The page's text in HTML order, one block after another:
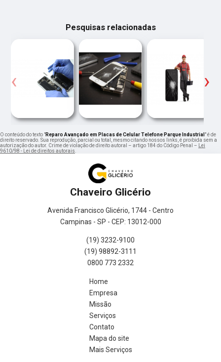
Pesquisas relacionadas
‹ ›
O conteúdo do texto "Reparo Avançado em Placas de Celular Telefone Parque Industrial " é de
direito reservado. Sua reprodução, parcial ou total, mesmo citando nossos links, é proibida sem a
autorização do autor. Crime de violação de direito autoral – artigo 184 do Código Penal –
Lei
9610/98 - Lei de direitos autorais
Chaveiro Glicério
Avenida Francisco Glicério, 1744 - Centro
Campinas - SP - CEP: 13012-000
(19) 3232-9100
(19) 98892-3111
0800 773 2332
Home
Empresa
Missão
Serviços
Contato
Mapa do site
Mais Serviços